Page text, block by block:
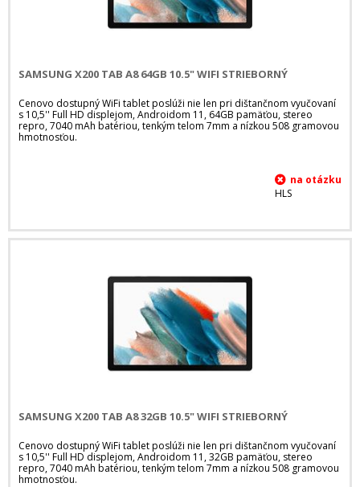
SAMSUNG X200 TAB A8 64GB 10.5" WIFI STRIEBORNÝ
Cenovo dostupný WiFi tablet poslúži nie len pri dištančnom vyučovaní
s 10,5'' Full HD displejom, Androidom 11, 64GB pamäťou, stereo
repro, 7040 mAh batériou, tenkým telom 7mm a nízkou 508 gramovou
hmotnosťou.
HLS
SAMSUNG X200 TAB A8 32GB 10.5" WIFI STRIEBORNÝ
Cenovo dostupný WiFi tablet poslúži nie len pri dištančnom vyučovaní
s 10,5'' Full HD displejom, Androidom 11, 32GB pamäťou, stereo
repro, 7040 mAh batériou, tenkým telom 7mm a nízkou 508 gramovou
hmotnosťou.